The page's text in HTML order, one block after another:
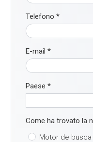
Telefono*
E-mail*
Paese*
Come ha trovato la
Motor de busca